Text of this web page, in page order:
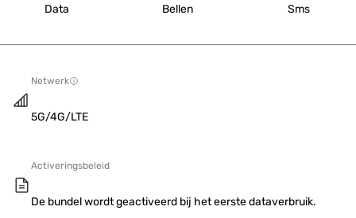
Data Bellen Sms
Netwerk
5G/4G/LTE
Activeringsbeleid
De bundel wordt geactiveerd bij het eerste dataverbruik.